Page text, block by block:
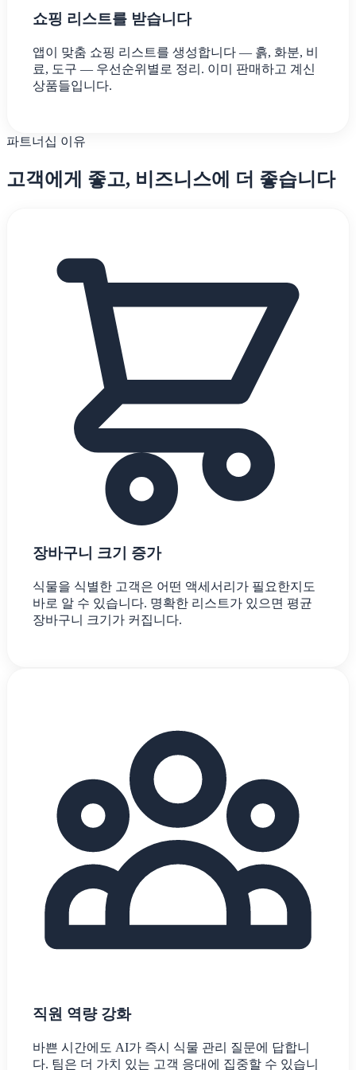
쇼핑 리스트를 받습니다
앱이 맞춤 쇼핑 리스트를 생성합니다 — 흙, 화분, 비
료, 도구 — 우선순위별로 정리. 이미 판매하고 계신
상품들입니다.
파트너십 이유
고객에게 좋고, 비즈니스에 더 좋습니다
장바구니 크기 증가
식물을 식별한 고객은 어떤 액세서리가 필요한지도
바로 알 수 있습니다. 명확한 리스트가 있으면 평균
장바구니 크기가 커집니다.
직원 역량 강화
바쁜 시간에도 AI가 즉시 식물 관리 질문에 답합니
다. 팀은 더 가치 있는 고객 응대에 집중할 수 있습니